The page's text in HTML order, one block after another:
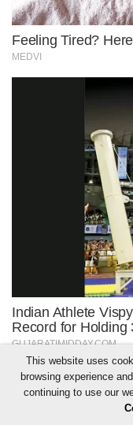
This website uses
browsing experience
continuing to use our